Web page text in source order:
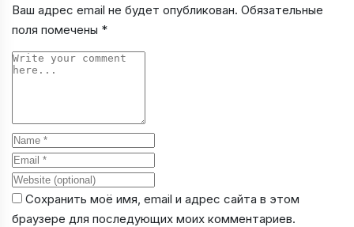
Ваш адрес email не будет опубликован. Обязательные
поля помечены *
Comment
Name
Email
Website
Сохранить моё имя, email и адрес сайта в этом
браузере для последующих моих комментариев.